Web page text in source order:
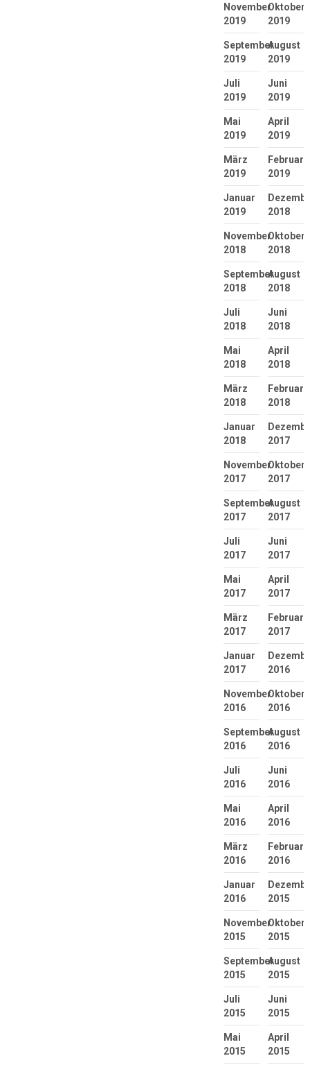
November
2019
Oktober
2019
September
2019
August
2019
Juli
2019
Juni
2019
Mai
2019
April
2019
März
2019
Februar
2019
Januar
2019
2018
November
2018
Oktober
2018
September
2018
August
2018
Juli
2018
Juni
2018
Mai
2018
April
2018
März
2018
Februar
2018
Januar
2018
2017
November
2017
Oktober
2017
September
2017
August
2017
Juli
2017
Juni
2017
Mai
2017
April
2017
März
2017
Februar
2017
Januar
2017
2016
November
2016
Oktober
2016
September
2016
August
2016
Juli
2016
Juni
2016
Mai
2016
April
2016
März
2016
Februar
2016
Januar
2016
2015
November
2015
Oktober
2015
September
2015
August
2015
Juli
2015
Juni
2015
Mai
2015
April
2015